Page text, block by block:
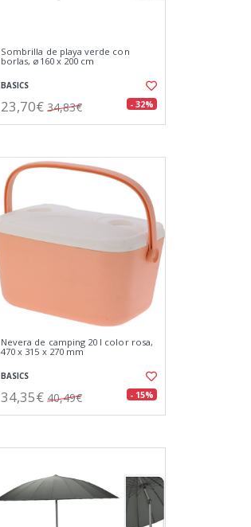
Sombrilla de playa verde con
borlas, ø160 x 200 cm
BASICS
23,70€ 34,83€ - 32%
Nevera de camping 20 l color rosa,
470 x 315 x 270 mm
BASICS
34,35€ 40,49€ - 15%